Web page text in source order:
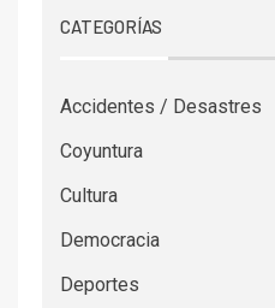
CATEGORÍAS
Accidentes / Desastres
Coyuntura
Cultura
Democracia
Deportes